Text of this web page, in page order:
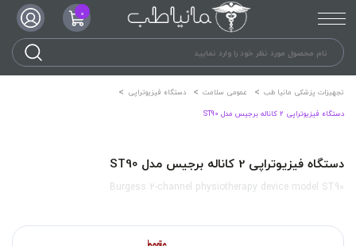
0
تجهیزات پزشکی مانیا طب عمومی سلامت
دستگاه فیزیوتراپی
دستگاه فیزیوتراپی 2 کاناله برجیس مدل ST90
دستگاه فیزیوتراپی 2 کاناله برجیس مدل ST90
Burgess 2-channel physiotherapy device model ST90